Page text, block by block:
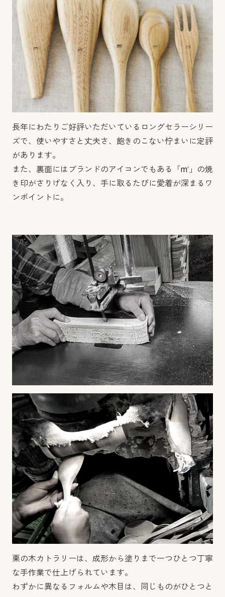
長年にわたりご好評いただいているロングセラーシリー
ズで、使いやすさと丈夫さ、飽きのこない佇まいに定評
があります。
また、裏面にはブランドのアイコンでもある「m’」の焼
き印がさりげなく入り、手に取るたびに愛着が深まるワ
ンポイントに。
栗の木カトラリーは、成形から塗りまで一つひとつ丁寧
な手作業で仕上げられています。
わずかに異なるフォルムや木目は、同じものがひとつと